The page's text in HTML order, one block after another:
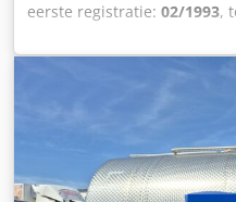
eerste registratie: 02/1993,
, totale
lucht, bandenconditie:50 %
Bandenprofiel: 50%
Meesturend Credpfxezp
Meesturend Aanbouwdeel
Landbouwmachines
staat: zeer goed